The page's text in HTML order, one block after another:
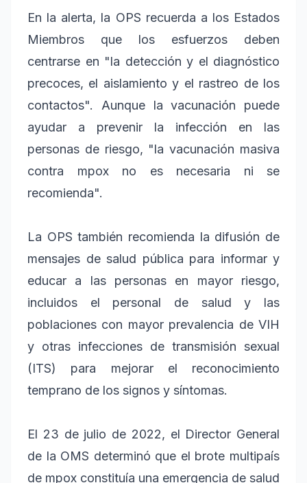
En la alerta, la OPS recuerda a los Estados
Miembros que los esfuerzos deben
centrarse en "la detección y el diagnóstico
precoces, el aislamiento y el rastreo de los
contactos". Aunque la vacunación puede
ayudar a prevenir la infección en las
personas de riesgo, "la vacunación masiva
contra mpox no es necesaria ni se
recomienda".
La OPS también recomienda la difusión de
mensajes de salud pública para informar y
educar a las personas en mayor riesgo,
incluidos el personal de salud y las
poblaciones con mayor prevalencia de VIH
y otras infecciones de transmisión sexual
(ITS) para mejorar el reconocimiento
temprano de los signos y síntomas.
El 23 de julio de 2022, el Director General
de la OMS determinó que el brote multipaís
de mpox constituía una emergencia de salud